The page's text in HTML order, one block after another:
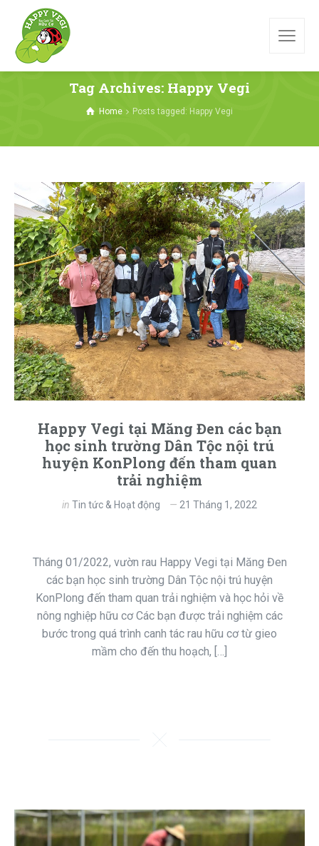
Tag Archives: Happy Vegi
Home Posts tagged: Happy Vegi
Happy Vegi tại Măng Đen các bạn
học sinh trường Dân Tộc nội trú
huyện KonPlong đến tham quan
trải nghiệm
in Tin tức & Hoạt động 21 Tháng 1, 2022
Tháng 01/2022, vườn rau Happy Vegi tại Măng Đen
các bạn học sinh trường Dân Tộc nội trú huyện
KonPlong đến tham quan trải nghiệm và học hỏi về
nông nghiệp hữu cơ Các bạn được trải nghiệm các
bước trong quá trình canh tác rau hữu cơ từ gieo
mầm cho đến thu hoạch, […]